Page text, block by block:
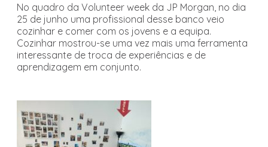
No quadro da Volunteer week da JP Morgan, no dia
25 de junho uma profissional desse banco veio
cozinhar e comer com os jovens e a equipa.
Cozinhar mostrou-se uma vez mais uma ferramenta
interessante de troca de experiências e de
aprendizagem em conjunto.